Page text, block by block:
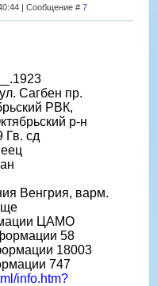
| Сообщение # 7
Сагбен пр.
РВК,
р-н
Гв. сд
Венгрия, варм.
ЦАМО
58
18003
747
info.htm?